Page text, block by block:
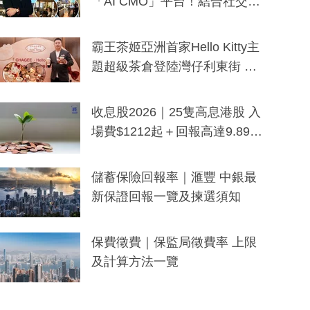
分鐘生成「貼地」宣傳短片
霸王茶姬亞洲首家Hello Kitty主
題超級茶倉登陸灣仔利東街 推
y及香港限定特調系列
收息股2026｜25隻高息港股 入
場費$1212起＋回報高達9.89
儲蓄保險回報率｜滙豐 中銀最
新保證回報一覽及揀選須知
保費徵費｜保監局徵費率 上限
及計算方法一覽